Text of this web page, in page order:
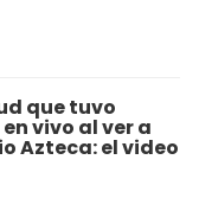
que tuvo
vivo al ver a
Azteca: el video